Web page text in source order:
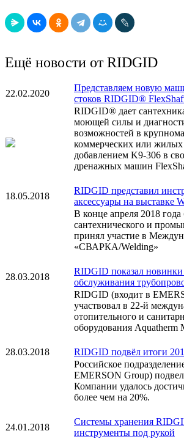
Ещё новости от RIDGID
22.02.2020
Представляем новую
стоков RIDGID®
RIDGID® дает
моющей силы и
возможностей в
коммерческих или
добавлением K9-306 в
дренажных машин
18.05.2018
RIDGID представил
аксессуары на выставке
В конце апреля 2018
сантехнического и
принял участие в
«СВАРКА/Welding»
28.03.2018
RIDGID показал
обслуживания
RIDGID (входит в
участвовал в 22-й
отопительного и
оборудования Aquatherm
28.03.2018
RIDGID подвёл итоги
Российское
EMERSON Group)
Компании удалось
более чем на 20%.
24.01.2018
Системы хранения
инструменты под рукой